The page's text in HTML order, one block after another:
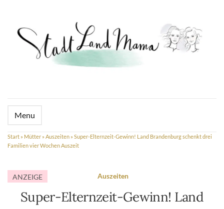
Menu
Start » Mütter » Auszeiten » Super-Elternzeit-Gewinn! Land Brandenburg schenkt drei
Familien vier Wochen Auszeit
ANZEIGE Auszeiten
Super-Elternzeit-Gewinn! Land